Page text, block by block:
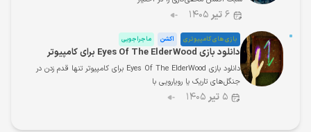
۶تیر ۱۴۰۵
بازی های کامپیوتری اکشن ماجراجویی
دانلود بازی Eyes Of The ElderWood برای کامپیوتر
دانلود بازی Eyes Of The ElderWood برای کامپیوتر تنها قدم زدن در
جنگل‌های تاریک یا رویارویی با
۵ تیر ۱۴۰۵